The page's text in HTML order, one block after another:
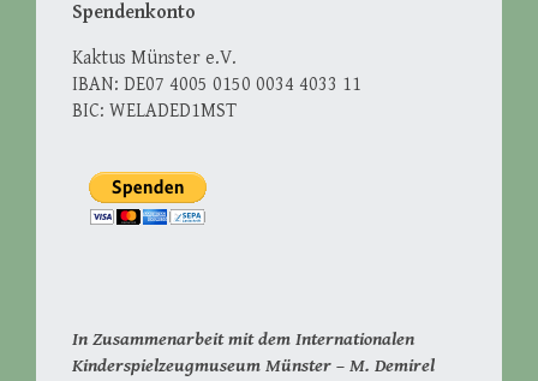
Spendenkonto
Kaktus Münster e.V.
IBAN: DE07 4005 0150 0034 4033 11
BIC: WELADED1MST
In Zusammenarbeit mit dem Internationalen
Kinderspielzeugmuseum Münster – M. Demirel